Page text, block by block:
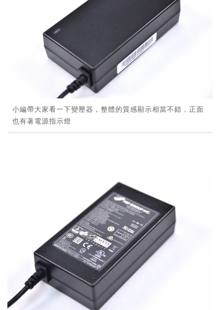
小編帶大家看一下變壓器，整體的質感顯示相當不錯，正面
也有著電源指示燈